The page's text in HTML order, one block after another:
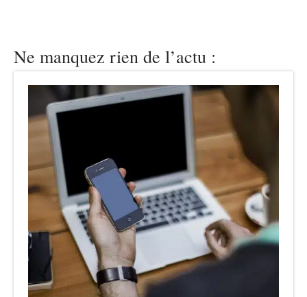
Ne manquez rien de l’actu :